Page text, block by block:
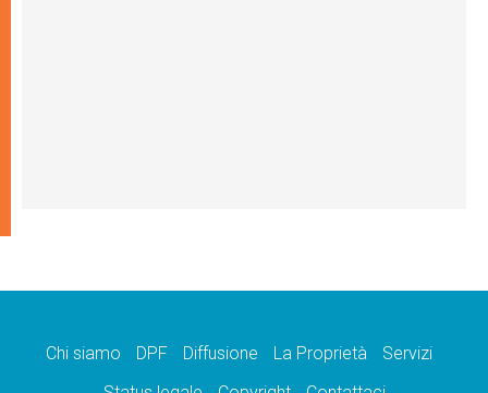
Chi siamo DPF Diffusione La Proprietà
Servizi